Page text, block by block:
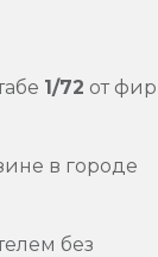
1/72 от
в городе
без